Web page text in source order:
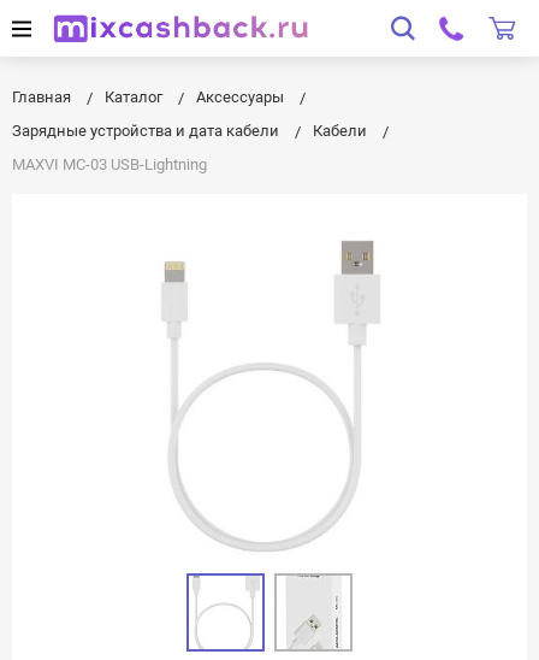
Главная Каталог
Аксессуары
Зарядные устройства и дата кабели
Кабели
MAXVI MC-03 USB-Lightning